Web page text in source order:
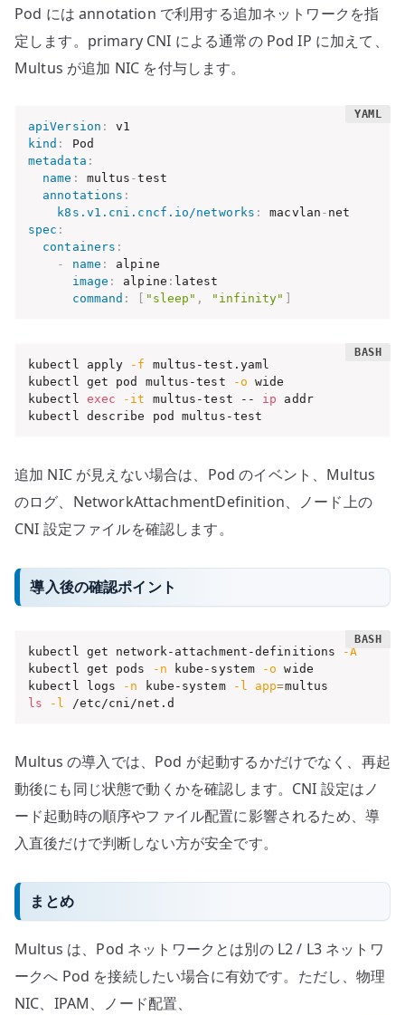
Pod には annotation で利用する追加ネットワークを指
定します。primary CNI による通常の Pod IP に加えて、
Multus が追加 NIC を付与します。
apiVersion :
kind :
metadata :
name : multus -test
annotations :
k8s.v1.cni.cncf.io/networks : macvlan -
spec :
containers :
-
name :
alpine
image : alpine : latest
command : [ "sleep" , "infinity" ]
kubectl apply -f
multus-test.yaml
kubectl get pod multus-test
-o wide
kubectl exec -it multus-test -- ip addr
kubectl describe pod multus-test
追加 NIC が見えない場合は、Pod のイベント、Multus
のログ、NetworkAttachmentDefinition、ノード上の
CNI 設定ファイルを確認します。
導入後の確認ポイント
kubectl get network-attachment-definitions
-A
kubectl get pods
-n kube-system -o wide
kubectl logs
-n kube-system -l app=
ls
-l /etc/cni/net.d
Multus の導入では、Pod が起動するかだけでなく、再起
動後にも同じ状態で動くかを確認します。CNI 設定はノ
ード起動時の順序やファイル配置に影響されるため、導
入直後だけで判断しない方が安全です。
まとめ
Multus は、Pod ネットワークとは別の L2 / L3 ネットワ
ークへ Pod を接続したい場合に有効です。ただし、物理
NIC、IPAM、ノード配置、